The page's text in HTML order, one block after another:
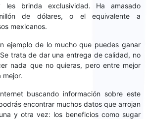
les brinda exclusividad. Ha amasado
de dólares, o el equivalente a
mexicanos.
ejemplo de lo mucho que puedes ganar
trata de dar una entrega de calidad, no
nada que no quieras, pero entre mejor
buscando información sobre este
encontrar muchos datos que arrojan
y otra vez: los beneficios como sugar